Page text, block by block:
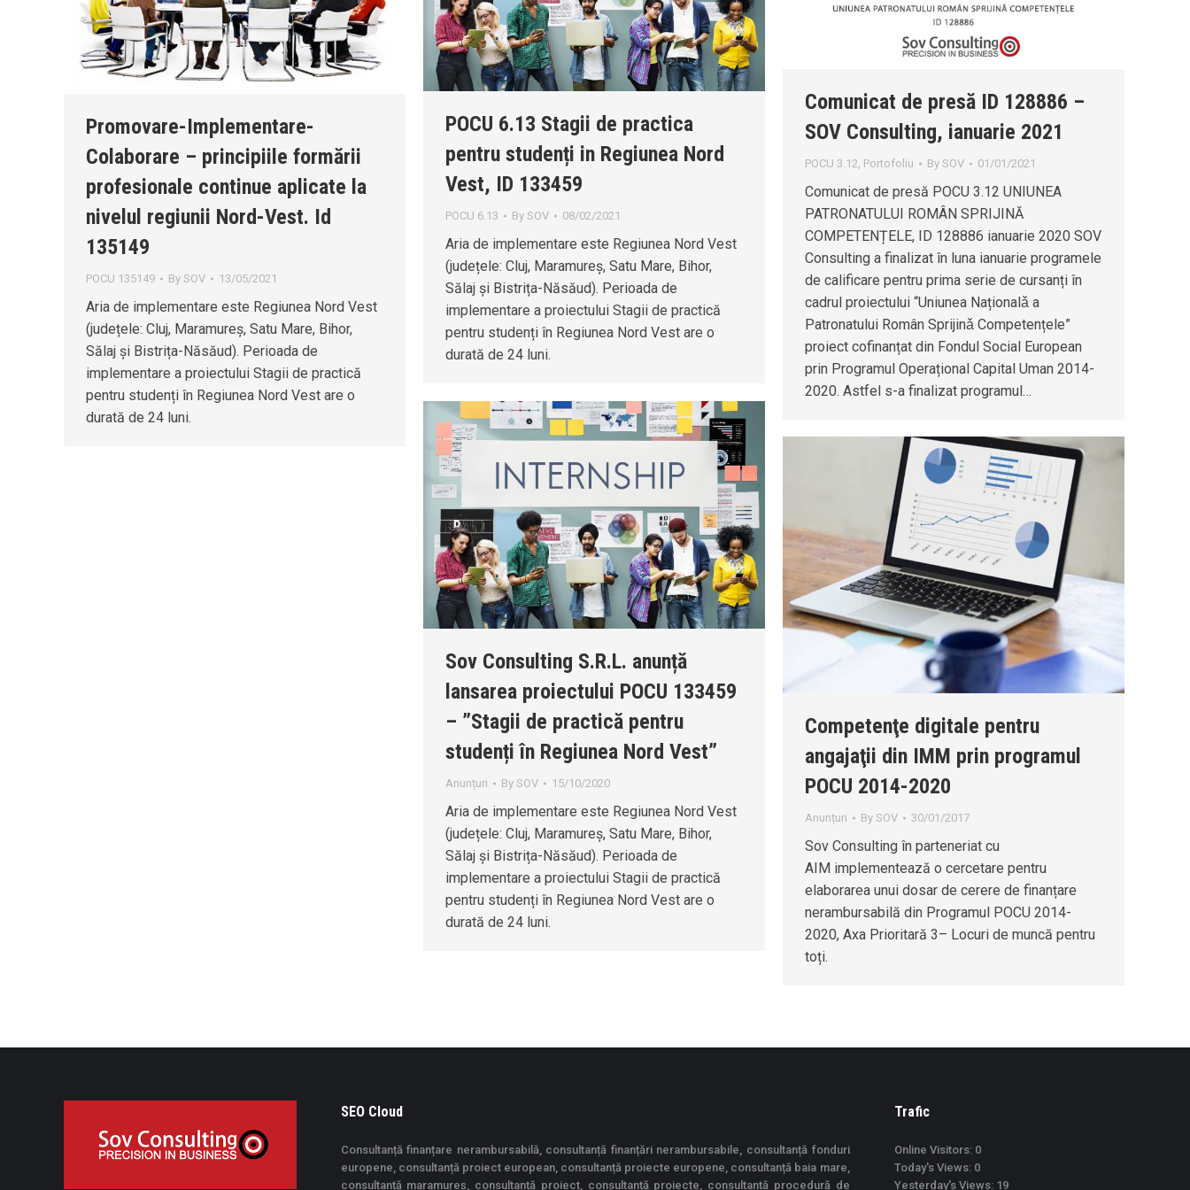
Promovare-Implementare-
Colaborare – principiile formării
profesionale continue aplicate la
nivelul regiunii Nord-Vest. Id
135149
POCU 135149 By SOV 13/05/2021
Aria de implementare este Regiunea Nord Vest
(județele: Cluj, Maramureș, Satu Mare, Bihor,
Sălaj și Bistrița-Năsăud). Perioada de
implementare a proiectului Stagii de practică
pentru studenți în Regiunea Nord Vest are o
durată de 24 luni.
POCU 6.13 Stagii de practica
pentru studenți in Regiunea Nord
Vest, ID 133459
POCU 6.13 By SOV 08/02/2021
Aria de implementare este Regiunea Nord Vest
(județele: Cluj, Maramureș, Satu Mare, Bihor,
Sălaj și Bistrița-Năsăud). Perioada de
implementare a proiectului Stagii de practică
pentru studenți în Regiunea Nord Vest are o
durată de 24 luni.
Comunicat de presă ID 128886 –
SOV Consulting, ianuarie 2021
POCU 3.12 Portofoliu By SOV 01/01/2021
Comunicat de presă POCU 3.12 UNIUNEA
PATRONATULUI ROMÂN SPRIJINĂ
COMPETENȚELE, ID 128886 ianuarie 2020 SOV
Consulting a finalizat în luna ianuarie programele
de calificare pentru prima serie de cursanți în
cadrul proiectului “Uniunea Naționalǎ a
Patronatului Român Sprijinǎ Competențele”
proiect cofinanțat din Fondul Social European
prin Programul Operațional Capital Uman 2014-
2020. Astfel s-a finalizat programul…
Sov Consulting S.R.L. anunță
lansarea proiectului POCU 133459
– ”Stagii de practică pentru
studenți în Regiunea Nord Vest”
Anunțuri By SOV 15/10/2020
Aria de implementare este Regiunea Nord Vest
(județele: Cluj, Maramureș, Satu Mare, Bihor,
Sălaj și Bistrița-Năsăud). Perioada de
implementare a proiectului Stagii de practică
pentru studenți în Regiunea Nord Vest are o
durată de 24 luni.
Competenţe digitale pentru
angajaţii din IMM prin programul
POCU 2014-2020
Anunțuri By SOV 30/01/2017
Sov Consulting în parteneriat cu
AIM implementează o cercetare pentru
elaborarea unui dosar de cerere de finanțare
nerambursabilă din Programul POCU 2014-
2020, Axa Prioritară 3– Locuri de muncă pentru
toți.
SEO Cloud
Consultanță finanțare nerambursabilă, consultanță finanțări nerambursabile, consultanță fonduri
europene, consultanță proiect european, consultanță proiecte europene, consultanță baia mare,
consultanță maramureș, consultanță proiect, consultanță proiecte, consultanță procedură de
Trafic
Online Visitors: 0
Today's Views: 0
Yesterday's Views: 19